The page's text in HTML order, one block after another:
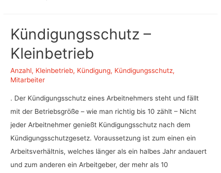
Kündigungsschutz –
Kleinbetrieb
Anzahl, Kleinbetrieb, Kündigung, Kündigungsschutz,
Mitarbeiter
. Der Kündigungsschutz eines Arbeitnehmers steht und fällt
mit der Betriebsgröße – wie man richtig bis 10 zählt – Nicht
jeder Arbeitnehmer genießt Kündigungsschutz nach dem
Kündigungsschutzgesetz. Voraussetzung ist zum einen ein
Arbeitsverhältnis, welches länger als ein halbes Jahr andauert
und zum anderen ein Arbeitgeber, der mehr als 10